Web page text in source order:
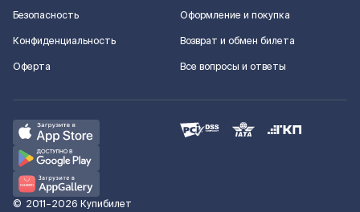
Безопасность
Конфиденциальность
Оферта
Оформление и покупка
Возврат и обмен билета
Все вопросы и ответы
© 2011–2026 Купибилет